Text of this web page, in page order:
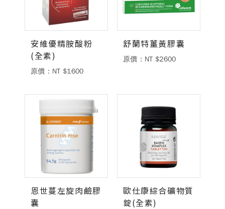
安維優精胺酸粉
(全素)
原價：NT $1600
舒蘭特薑黃膠囊
原價：NT $2600
恩世蔓左旋肉鹼膠
囊
歐仕康綜合礦物質
錠(全素)